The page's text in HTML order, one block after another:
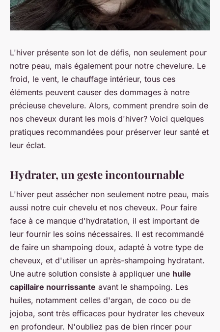
L'hiver présente son lot de défis, non seulement pour
notre peau, mais également pour notre chevelure. Le
froid, le vent, le chauffage intérieur, tous ces
éléments peuvent causer des dommages à notre
précieuse chevelure. Alors, comment prendre soin de
nos cheveux durant les mois d'hiver? Voici quelques
pratiques recommandées pour préserver leur santé et
leur éclat.
Hydrater, un geste incontournable
L'hiver peut assécher non seulement notre peau, mais
aussi notre cuir chevelu et nos cheveux. Pour faire
face à ce manque d'hydratation, il est important de
leur fournir les soins nécessaires. Il est recommandé
de faire un shampoing doux, adapté à votre type de
cheveux, et d'utiliser un après-shampoing hydratant.
Une autre solution consiste à appliquer une huile
capillaire nourrissante avant le shampoing. Les
huiles, notamment celles d'argan, de coco ou de
jojoba, sont très efficaces pour hydrater les cheveux
en profondeur. N'oubliez pas de bien rincer pour